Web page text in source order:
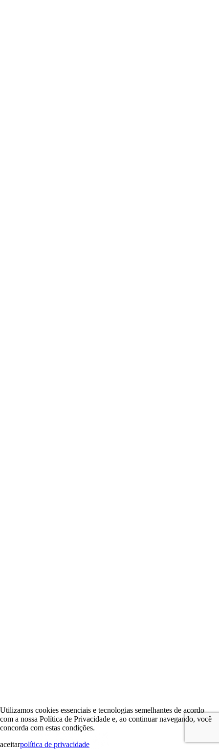
Utilizamos cookies essenciais e tecnologias semelhantes de acordo
com a nossa Política de Privacidade e, ao continuar navegando, você
concorda com estas condições.
aceitarpolítica de privacidade